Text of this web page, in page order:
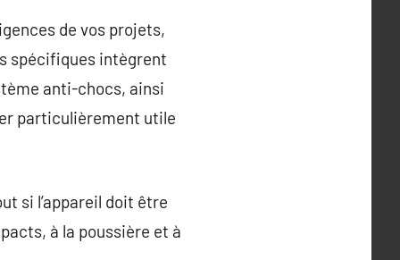
de vos projets,
spécifiques intègrent
anti-chocs, ainsi
particulièrement utile
si l’appareil doit être
à la poussière et à